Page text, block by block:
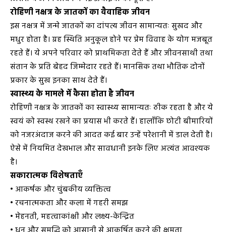
रोहिणी नक्षत्र के जातकों का वैवाहिक जीवन
इस नक्षत्र में जन्मे जातकों का दांपत्य जीवन सामान्यतः सुखद और
मधुर होता है। ग्रह स्थिति अनुकूल होने पर प्रेम विवाह के योग मजबूत
रहते हैं। ये अपने परिवार को प्राथमिकता देते हैं और जीवनसाथी तथा
संतान के प्रति बेहद जिम्मेदार रहते हैं। मानसिक तथा भौतिक दोनों
प्रकार के सुख इनका साथ देते हैं।
स्वास्थ्य के मामले में कैसा होता है जीवन
रोहिणी नक्षत्र के जातकों का स्वास्थ्य सामान्यतः ठीक रहता है और ये
स्वयं को स्वस्थ रखने का प्रयास भी करते हैं। हालाँकि छोटी बीमारियों
को नजरअंदाज करने की आदत कई बार उन्हें परेशानी में डाल देती है।
ऐसे में नियमित देखभाल और सावधानी इनके लिए अत्यंत आवश्यक
है।
सकारात्मक विशेषताएँ
• आकर्षक और चुंबकीय व्यक्तित्व
• रचनात्मकता और कला में गहरी समझ
• मेहनती, महत्वाकांक्षी और लक्ष्य-केन्द्रित